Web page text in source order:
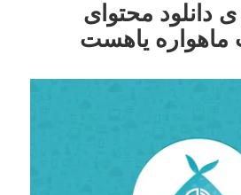
دانلود محتوای
یاهست